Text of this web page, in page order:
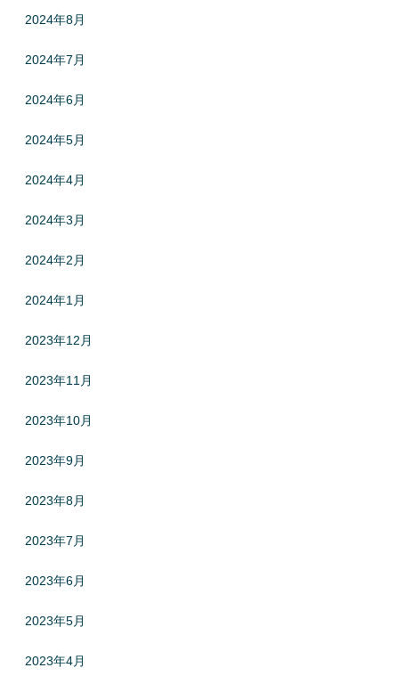
2024年8月
2024年7月
2024年6月
2024年5月
2024年4月
2024年3月
2024年2月
2024年1月
2023年12月
2023年11月
2023年10月
2023年9月
2023年8月
2023年7月
2023年6月
2023年5月
2023年4月